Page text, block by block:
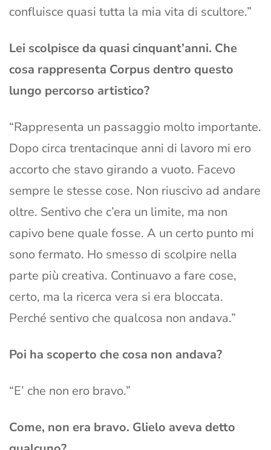
confluisce quasi tutta la mia vita di scultore.”
Lei scolpisce da quasi cinquant’anni. Che
cosa rappresenta Corpus dentro questo
lungo percorso artistico?
“Rappresenta un passaggio molto importante.
Dopo circa trentacinque anni di lavoro mi ero
accorto che stavo girando a vuoto. Facevo
sempre le stesse cose. Non riuscivo ad andare
oltre. Sentivo che c’era un limite, ma non
capivo bene quale fosse. A un certo punto mi
sono fermato. Ho smesso di scolpire nella
parte più creativa. Continuavo a fare cose,
certo, ma la ricerca vera si era bloccata.
Perché sentivo che qualcosa non andava.”
Poi ha scoperto che cosa non andava?
“E’ che non ero bravo.”
Come, non era bravo. Glielo aveva detto